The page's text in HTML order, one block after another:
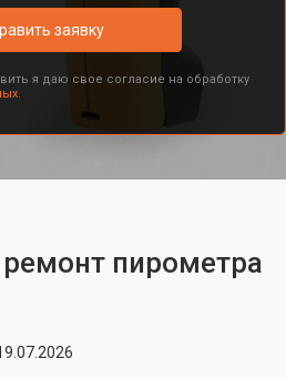
заявку
я даю свое согласие на обработку
пирометра